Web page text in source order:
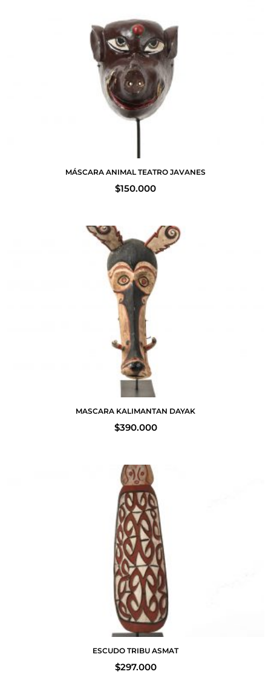
MÁSCARA ANIMAL TEATRO JAVANES
$150.000
MASCARA KALIMANTAN DAYAK
$390.000
ESCUDO TRIBU ASMAT
$297.000